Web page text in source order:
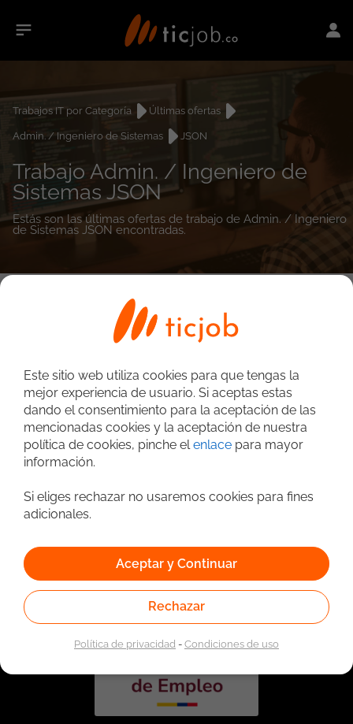
Trabajos IT por Categoría
Últimas ofertas
Admin. / Ingeniero de Sistemas
JSON
Trabajo Admin. / Ingeniero de
Sistemas JSON
Estás son las últimas ofertas de trabajo de Admin. / Ingeniero
de Sistemas JSON encontradas.
empleos encontrados
del Servicio Público de Empleo según Resolución No.
0026 del 17 de Enero de 2023,
Este sitio web utiliza cookies para que tengas la
mejor experiencia de usuario. Si aceptas estas
dando el consentimiento para la aceptación de las
mencionadas cookies y la aceptación de nuestra
política de cookies, pinche elenlace para mayor
información.
Si eliges rechazar no usaremos cookies para fines
adicionales.
Aceptar y Continuar
Rechazar
Política de privacidad-Condiciones de uso